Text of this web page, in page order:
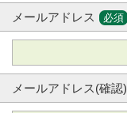
メールアドレス 必須
メールアドレス(確認)